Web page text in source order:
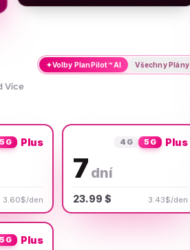
Více
✦Volby PlanPilot™ AI Všechny Plány
5G Plus
3.60$/den
4G 5G Plus
7 dní
23.99 $ 3.43$/den
5G Plus